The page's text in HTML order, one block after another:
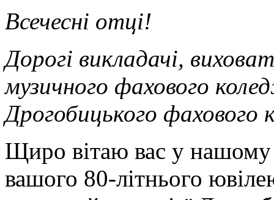
Всечесні отці!
Дорогі викладачі,
музичного фахового
Дрогобицького фахового
Щиро вітаю вас у нашому
вашого 80-літнього